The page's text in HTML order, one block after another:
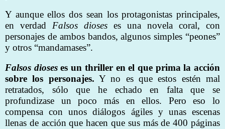
Y aunque ellos dos sean los protagonistas principales,
en verdad Falsos dioses es una novela coral, con
personajes de ambos bandos, algunos simples “peones”
y otros “mandamases”.
Falsos dioseses un thriller en el que prima la acción
sobre los personajes. Y no es que estos estén mal
retratados, sólo que he echado en falta que se
profundizase un poco más en ellos. Pero eso lo
compensa con unos diálogos ágiles y unas escenas
llenas de acción que hacen que sus más de 400 páginas